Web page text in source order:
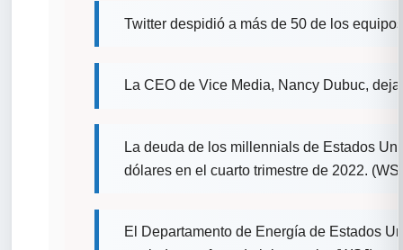
Twitter despidió a más de 50 de los
La CEO de Vice Media, Nancy Dubuc,
La deuda de los millennials de Estados
dólares en el cuarto trimestre de 2022.
El Departamento de Energía de Estados